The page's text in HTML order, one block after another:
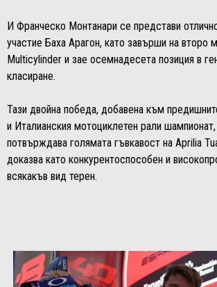
И Франческо Монтанари се представи
участие Баха Арагон, като завърши на второ
Multicylinder и зае осемнадесета позиция в
класиране.
Тази двойна победа, добавена към
и Италианския мотоциклетен рали
потвърждава голямата гъвкавост на Aprilia
доказва като конкурентоспособен и
всякакъв вид терен.